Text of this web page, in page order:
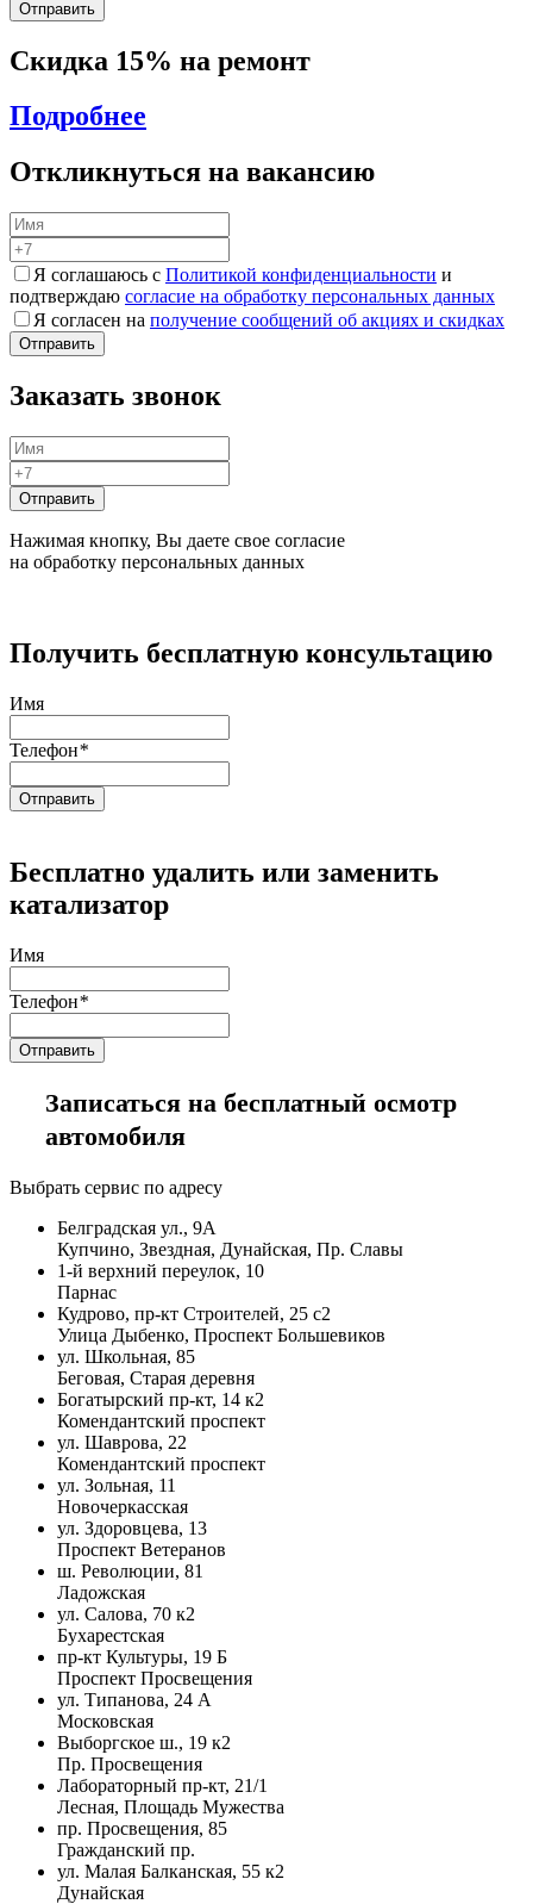
Скидка 15% на ремонт
Подробнее
Откликнуться на вакансию
Я соглашаюсь с Политикой конфиденциальности и
подтверждаю согласие на обработку персональных данных
Я согласен на получение сообщений об акциях и скидках
Заказать звонок
Нажимая кнопку, Вы даете свое согласие
на обработку персональных данных
Получить бесплатную консультацию
Имя
Телефон*
Бесплатно удалить или заменить
катализатор
Имя
Телефон*
Записаться на бесплатный осмотр
автомобиля
Выбрать сервис по адресу
Белградская ул., 9А
Купчино, Звездная, Дунайская, Пр. Славы
1-й верхний переулок, 10
Парнас
Кудрово, пр-кт Строителей, 25 с2
Улица Дыбенко, Проспект Большевиков
ул. Школьная, 85
Беговая, Старая деревня
Богатырский пр-кт, 14 к2
Комендантский проспект
ул. Шаврова, 22
Комендантский проспект
ул. Зольная, 11
Новочеркасская
ул. Здоровцева, 13
Проспект Ветеранов
ш. Революции, 81
Ладожская
ул. Салова, 70 к2
Бухарестская
пр-кт Культуры, 19 Б
Проспект Просвещения
ул. Типанова, 24 А
Московская
Выборгское ш., 19 к2
Пр. Просвещения
Лабораторный пр-кт, 21/1
Лесная, Площадь Мужества
пр. Просвещения, 85
Гражданский пр.
ул. Малая Балканская, 55 к2
Дунайская